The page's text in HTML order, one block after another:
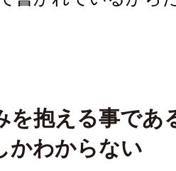
を抱える事であ
かわからない